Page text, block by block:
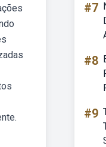
#7
#8
#9